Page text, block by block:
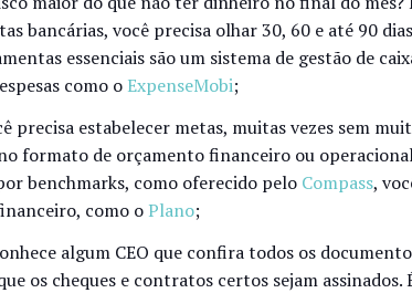
bancárias, você precisa olhar 30, 60 e até 90
essenciais são um sistema de gestão de
como oExpenseMobi;
precisa estabelecer metas, muitas vezes sem
formato de orçamento financeiro ou
benchmarks, como oferecido pelo Compass,
como oPlano;
algum CEO que confira todos os
os cheques e contratos certos sejam assinados.